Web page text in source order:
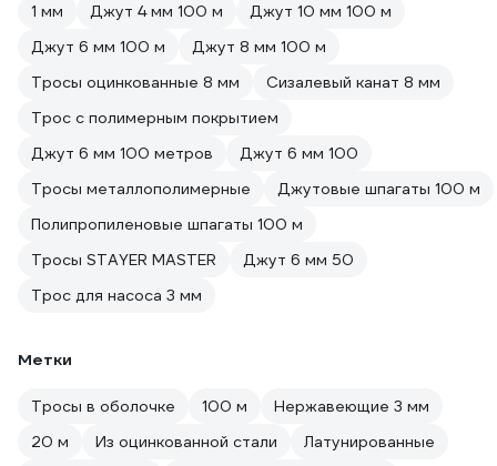
1 мм Джут 4 мм 100 м
Джут 10 мм 100 м
Джут 6 мм 100 м
Джут 8 мм 100 м
Тросы оцинкованные 8 мм
Сизалевый канат 8 мм
Трос с полимерным покрытием
Джут 6 мм 100 метров
Джут 6 мм 100
Тросы металлополимерные
Джутовые шпагаты 100 м
Полипропиленовые шпагаты 100 м
Тросы STAYER MASTER
Джут 6 мм 50
Трос для насоса 3 мм
Метки
Тросы в оболочке 100 м
Нержавеющие 3 мм
20 м
Из оцинкованной стали
Латунированные